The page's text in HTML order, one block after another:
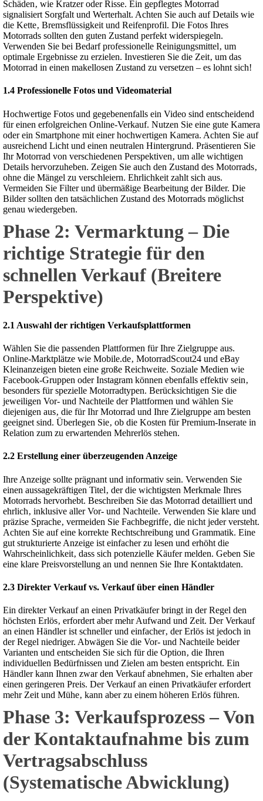
Schäden‚ wie Kratzer oder Risse. Ein gepflegtes Motorrad
signalisiert Sorgfalt und Werterhalt. Achten Sie auch auf Details wie
die Kette‚ Bremsflüssigkeit und Reifenprofil. Die Fotos Ihres
Motorrads sollten den guten Zustand perfekt widerspiegeln.
Verwenden Sie bei Bedarf professionelle Reinigungsmittel‚ um
optimale Ergebnisse zu erzielen. Investieren Sie die Zeit‚ um das
Motorrad in einen makellosen Zustand zu versetzen – es lohnt sich!
1.4 Professionelle Fotos und Videomaterial
Hochwertige Fotos und gegebenenfalls ein Video sind entscheidend
für einen erfolgreichen Online-Verkauf. Nutzen Sie eine gute Kamera
oder ein Smartphone mit einer hochwertigen Kamera. Achten Sie auf
ausreichend Licht und einen neutralen Hintergrund. Präsentieren Sie
Ihr Motorrad von verschiedenen Perspektiven‚ um alle wichtigen
Details hervorzuheben. Zeigen Sie auch den Zustand des Motorrads‚
ohne die Mängel zu verschleiern. Ehrlichkeit zahlt sich aus.
Vermeiden Sie Filter und übermäßige Bearbeitung der Bilder. Die
Bilder sollten den tatsächlichen Zustand des Motorrads möglichst
genau wiedergeben.
Phase 2: Vermarktung – Die
richtige Strategie für den
schnellen Verkauf (Breitere
Perspektive)
2.1 Auswahl der richtigen Verkaufsplattformen
Wählen Sie die passenden Plattformen für Ihre Zielgruppe aus.
Online-Marktplätze wie Mobile.de‚ MotorradScout24 und eBay
Kleinanzeigen bieten eine große Reichweite. Soziale Medien wie
Facebook-Gruppen oder Instagram können ebenfalls effektiv sein‚
besonders für spezielle Motorradtypen. Berücksichtigen Sie die
jeweiligen Vor- und Nachteile der Plattformen und wählen Sie
diejenigen aus‚ die für Ihr Motorrad und Ihre Zielgruppe am besten
geeignet sind. Überlegen Sie‚ ob die Kosten für Premium-Inserate in
Relation zum zu erwartenden Mehrerlös stehen.
2.2 Erstellung einer überzeugenden Anzeige
Ihre Anzeige sollte prägnant und informativ sein. Verwenden Sie
einen aussagekräftigen Titel‚ der die wichtigsten Merkmale Ihres
Motorrads hervorhebt. Beschreiben Sie das Motorrad detailliert und
ehrlich‚ inklusive aller Vor- und Nachteile. Verwenden Sie klare und
präzise Sprache‚ vermeiden Sie Fachbegriffe‚ die nicht jeder versteht.
Achten Sie auf eine korrekte Rechtschreibung und Grammatik. Eine
gut strukturierte Anzeige ist einfacher zu lesen und erhöht die
Wahrscheinlichkeit‚ dass sich potenzielle Käufer melden. Geben Sie
eine klare Preisvorstellung an und nennen Sie Ihre Kontaktdaten.
2.3 Direkter Verkauf vs. Verkauf über einen Händler
Ein direkter Verkauf an einen Privatkäufer bringt in der Regel den
höchsten Erlös‚ erfordert aber mehr Aufwand und Zeit. Der Verkauf
an einen Händler ist schneller und einfacher‚ der Erlös ist jedoch in
der Regel niedriger. Abwägen Sie die Vor- und Nachteile beider
Varianten und entscheiden Sie sich für die Option‚ die Ihren
individuellen Bedürfnissen und Zielen am besten entspricht. Ein
Händler kann Ihnen zwar den Verkauf abnehmen‚ Sie erhalten aber
einen geringeren Preis. Der Verkauf an einen Privatkäufer erfordert
mehr Zeit und Mühe‚ kann aber zu einem höheren Erlös führen.
Phase 3: Verkaufsprozess – Von
der Kontaktaufnahme bis zum
Vertragsabschluss
(Systematische Abwicklung)